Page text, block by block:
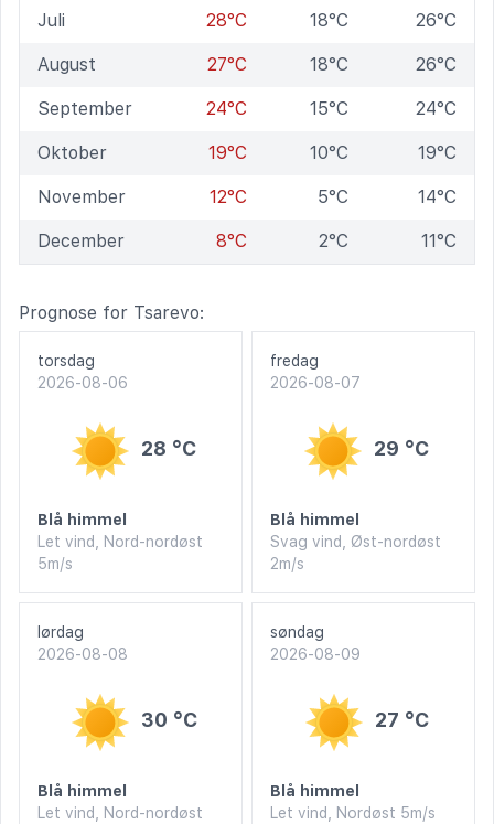
Juli 28°C 18°C 26°C
August 27°C 18°C 26°C
September 24°C 15°C 24°C
Oktober 19°C 10°C 19°C
November 12°C 5°C 14°C
December 8°C 2°C 11°C
Prognose for Tsarevo:
torsdag
2026-08-06
28 °C
Blå himmel
Let vind, Nord-nordøst
5m/s
fredag
2026-08-07
29 °C
Blå himmel
Svag vind, Øst-nordøst
2m/s
lørdag
2026-08-08
30 °C
Blå himmel
Let vind, Nord-nordøst
søndag
2026-08-09
27 °C
Blå himmel
Let vind, Nordøst 5m/s